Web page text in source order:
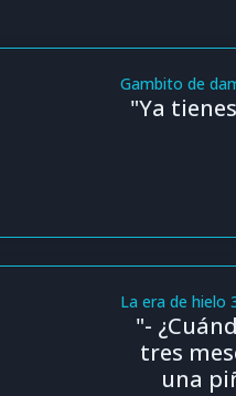
Gambito de
"Ya
La era de hielo
"-
tres
una